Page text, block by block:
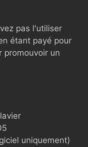
pas l'utiliser
étant payé pour
promouvoir un
uniquement)